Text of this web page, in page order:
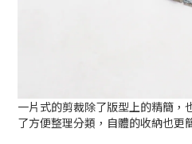
一片式的剪裁除了版型上的精簡，
了方便整理分類，自體的收納也更